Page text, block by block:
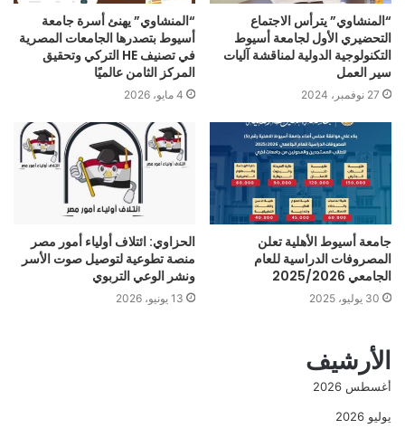
“المنشاوي” يترأس الاجتماع
التحضيري الأول لجامعة أسيوط
التكنولوجية الدولية لمناقشة آليات
سير العمل
27 نوفمبر، 2024
“المنشاوي” يهنئ أسرة جامعة
أسيوط بتصدرها الجامعات المصرية
في تصنيف HE التركي وتحقيق
المركز الثامن عالميًا
4 مايو، 2026
جامعة أسيوط الأهلية تعلن
المصروفات الدراسية للعام
الجامعي 2025/2026
30 يوليو، 2025
الحزاوي: ائتلاف أولياء أمور مصر
منصة تطوعية لتوصيل صوت الأسر
ونشر الوعي التربوي
13 يونيو، 2026
الأرشيف
أغسطس 2026
يوليو 2026